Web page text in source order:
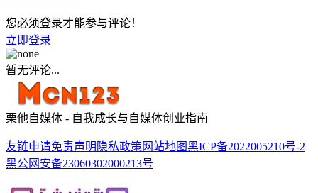
您必须登录才能参与评论！
立即登录
暂无评论...
栗他自媒体 - 自我成长与自媒体创业指南
友链申请免责声明 隐私政策 网站地图黑ICP备2022005210号-2
黑公网安备23060302000213号